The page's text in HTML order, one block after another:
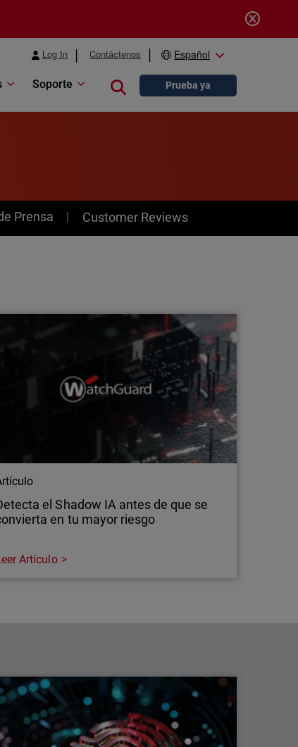
Log In Contáctenos Español
Soporte Close searchPrueba ya
Prensa Customer Reviews
el Shadow IA antes de que se
en tu mayor riesgo
riesgos de seguridad y conoce
prácticas para detectar el uso no
de herramientas de IA, proteger los
sensibles y mantener el control.
Artículo